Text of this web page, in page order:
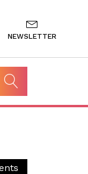
NEWSLETTER